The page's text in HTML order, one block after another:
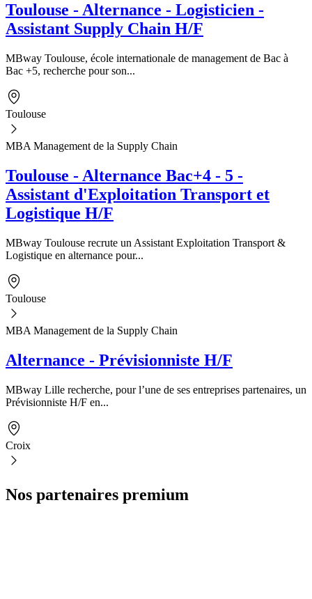
Toulouse - Alternance - Logisticien -
Assistant Supply Chain H/F
MBway Toulouse, école internationale de management de Bac à
Bac +5, recherche pour son...
Toulouse
MBA Management de la Supply Chain
Toulouse - Alternance Bac+4 - 5 -
Assistant d'Exploitation Transport et
Logistique H/F
MBway Toulouse recrute un Assistant Exploitation Transport &
Logistique en alternance pour...
Toulouse
MBA Management de la Supply Chain
Alternance - Prévisionniste H/F
MBway Lille recherche, pour l’une de ses entreprises partenaires, un
Prévisionniste H/F en...
Croix
Nos partenaires premium